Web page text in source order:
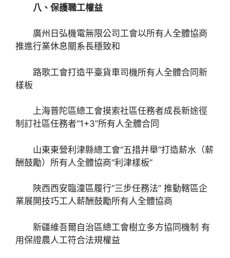
八、保護職工權益
廣州日弘機電無限公司工會以所有人全體協商
推進行業休息關系長穩致和
路歌工會打造平臺貨車司機所有人全體合同新
樣板
上海普陀區總工會摸索社區任務者成長新途徑
制訂社區任務者“1+3”所有人全體合同
山東東營利津縣總工會“五措并舉”打造薪水（薪
酬鼓勵）所有人全體協商“利津樣板”
陜西西安臨潼區履行“三步任務法” 推動轄區企
業展開技巧工人薪酬鼓勵所有人全體協商
新疆維吾爾自治區總工會樹立多方協同機制 有
用保證農人工符合法規權益